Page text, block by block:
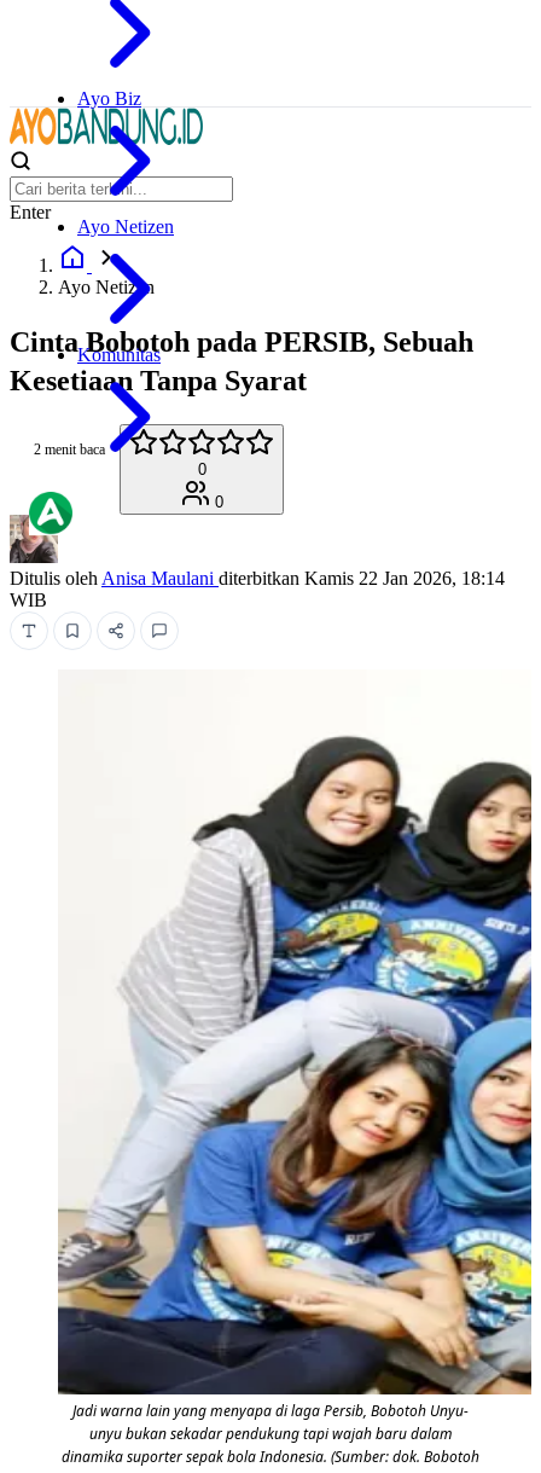
Ayo Biz
Ayo Netizen
Komunitas
Enter
Ayo Netizen
Cinta Bobotoh pada PERSIB, Sebuah
Kesetiaan Tanpa Syarat
2 menit baca
0
0
Ditulis oleh Anisa Maulani diterbitkan Kamis 22 Jan 2026, 18:14
WIB
Jadi warna lain yang menyapa di laga Persib, Bobotoh Unyu-
unyu bukan sekadar pendukung tapi wajah baru dalam
dinamika suporter sepak bola Indonesia. (Sumber: dok. Bobotoh